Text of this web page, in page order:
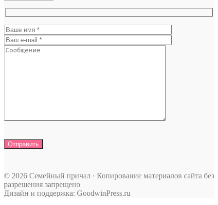
© 2026 Семейный причал · Копирование материалов сайта без
разрешения запрещено
Дизайн и поддержка: GoodwinPress.ru